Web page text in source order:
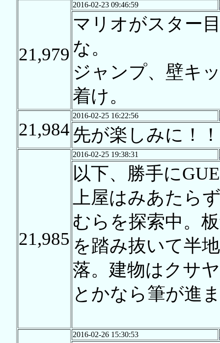
21,979
2016-02-23 09:46:59
マリオがスター
な。
ジャンプ、壁キ
着け。
21,984
2016-02-25 16:22:56
先が楽しみに！
21,985
2016-02-25 19:38:31
以下、勝手に
上屋はみあたら
むらを探索中。
を踏み抜いて半
落。建物はクサ
とかなら筆が進
2016-02-26 15:30:53